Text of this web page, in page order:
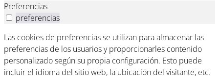
Preferencias
preferencias
Las cookies de preferencias se utilizan para almacenar las
preferencias de los usuarios y proporcionarles contenido
personalizado según su propia configuración. Esto puede
incluir el idioma del sitio web, la ubicación del visitante, etc.